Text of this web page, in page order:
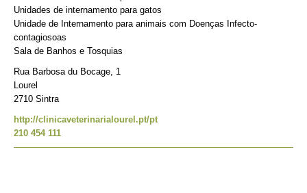
Unidades de internamento para gatos
Unidade de Internamento para animais com Doenças Infecto-
contagiosoas
Sala de Banhos e Tosquias
Rua Barbosa du Bocage, 1
Lourel
2710 Sintra
http://clinicaveterinarialourel.pt/pt
210 454 111